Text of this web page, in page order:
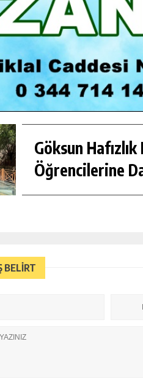
Göksun Hafızlık
Öğrencilerine
BELİRT
HABER AKIŞI
KIZ KUR’AN KURSU
GEZISI.